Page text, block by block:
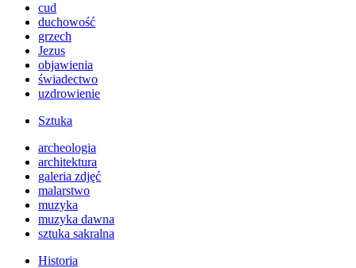
cud
duchowość
grzech
Jezus
objawienia
świadectwo
uzdrowienie
Sztuka
archeologia
architektura
galeria zdjęć
malarstwo
muzyka
muzyka dawna
sztuka sakralna
Historia